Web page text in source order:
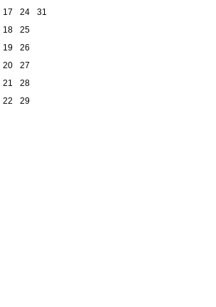
17 24
31
18
25
19
26
20
27
21
28
22 29